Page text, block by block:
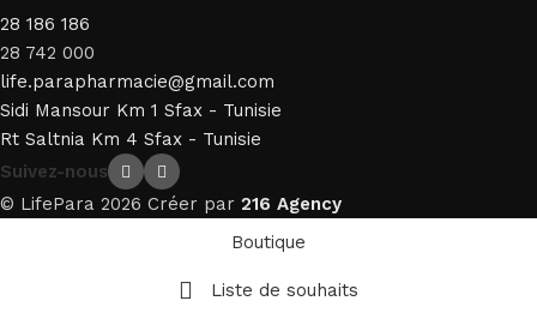
28 186 186
28 742 000
life.parapharmacie@gmail.com
Sidi Mansour Km 1 Sfax - Tunisie
Rt Saltnia Km 4 Sfax - Tunisie
Suivez-nous
© LifePara 2026 Créer par 216 Agency
Boutique
Liste de souhaits